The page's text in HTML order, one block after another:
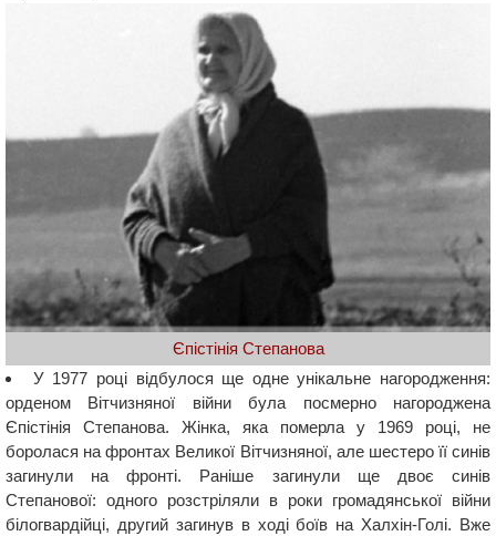
Єпістінія Степанова
У 1977 році відбулося ще одне унікальне нагородження:
орденом Вітчизняної війни була посмерно нагороджена
Єпістінія Степанова. Жінка, яка померла у 1969 році, не
боролася на фронтах Великої Вітчизняної, але шестеро її синів
загинули на фронті. Раніше загинули ще двоє синів
Степанової: одного розстріляли в роки громадянської війни
білогвардійці, другий загинув в ході боїв на Халхін-Голі. Вже